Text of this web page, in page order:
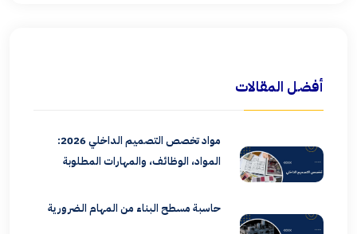
أفضل المقالات
مواد تخصص التصميم الداخلي 2026:
المواد، الوظائف، والمهارات المطلوبة
حاسبة مسطح البناء من المهام الضرورية